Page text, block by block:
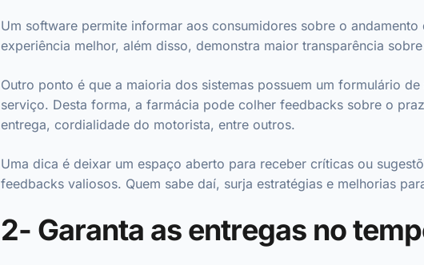
Um software permite informar aos consumidores sobre o
experiência melhor, além disso, demonstra maior transparência
Outro ponto é que a maioria dos sistemas possuem um formulário
serviço. Desta forma, a farmácia pode colher feedbacks sobre o
entrega, cordialidade do motorista, entre outros.
Uma dica é deixar um espaço aberto para receber críticas ou
feedbacks valiosos. Quem sabe daí, surja estratégias e melhorias
2- Garanta as entregas no